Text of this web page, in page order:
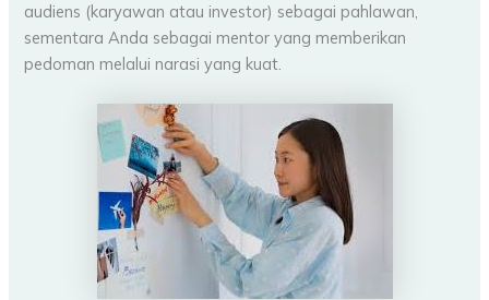
audiens (karyawan atau investor) sebagai pahlawan,
sementara Anda sebagai mentor yang memberikan
pedoman melalui narasi yang kuat.